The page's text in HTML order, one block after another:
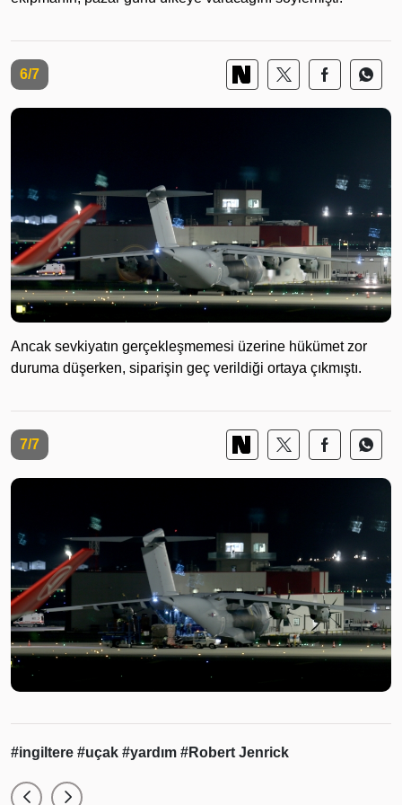
6/7
Ancak sevkiyatın gerçekleşmemesi üzerine hükümet zor
duruma düşerken, siparişin geç verildiği ortaya çıkmıştı.
7/7
#ingiltere #uçak #yardım #Robert Jenrick